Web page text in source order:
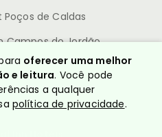
Poços de Caldas
Campos do Jordão
oferecer uma melhor
e leitura. Você pode
a qualquer
política de privacidade.